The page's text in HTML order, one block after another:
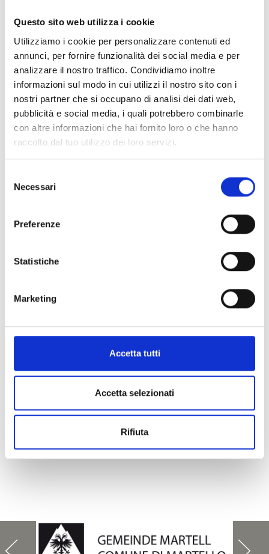
Questo sito web utilizza i cookie
Utilizziamo i cookie per personalizzare contenuti ed
annunci, per fornire funzionalità dei social media e per
analizzare il nostro traffico. Condividiamo inoltre
informazioni sul modo in cui utilizzi il nostro sito con i
nostri partner che si occupano di analisi dei dati web,
pubblicità e social media, i quali potrebbero combinarle
con altre informazioni che hai fornito loro o che hanno
raccolto dal tuo utilizzo dei loro servizi.
delNecessari
Preferenze
Statistiche
Marketing
Accetta tutti
Accetta selezionati
Rifiuta
richiedere offerta
torna alle offerte